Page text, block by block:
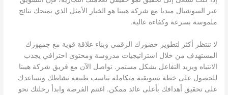
عبر السوشيال ميديا مع شركة هيبتا هو الخيار الأمثل الذي يمنحك نتائج
ملموسة بسرعة وكفاءة عالية.
لا تنتظر أكثر لتطوير حضورك الرقمي وبناء علاقة قوية مع جمهورك
المستهدف من خلال استراتيجيات مدروسة ومحتوى احترافي يجذب
الانتباه ويزيد التفاعل بشكل مستمر. تواصل الآن مع فريق شركة هيبتا
للحصول على خطة تسويقية متكاملة تناسب طبيعة نشاطك وتساعدك
على تحقيق أهدافك بأعلى عائد ممكن. اغتنم الفرصة وابدأ رحلتك نحو